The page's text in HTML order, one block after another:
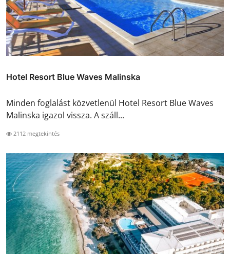
Hotel Resort Blue Waves Malinska
Minden foglalást közvetlenül Hotel Resort Blue Waves
Malinska igazol vissza. A száll...
2112 megtekintés